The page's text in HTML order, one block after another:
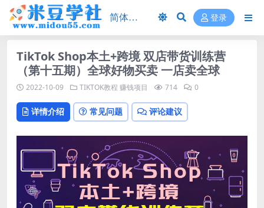
登录
TikTok Shop本土+跨境 双店带货训练营
（第十五期）全球好物买卖 一店卖全球
2022-10-09 TIKTOK教程 赚钱项目 714 0
详情介绍 常见问题 评论建议